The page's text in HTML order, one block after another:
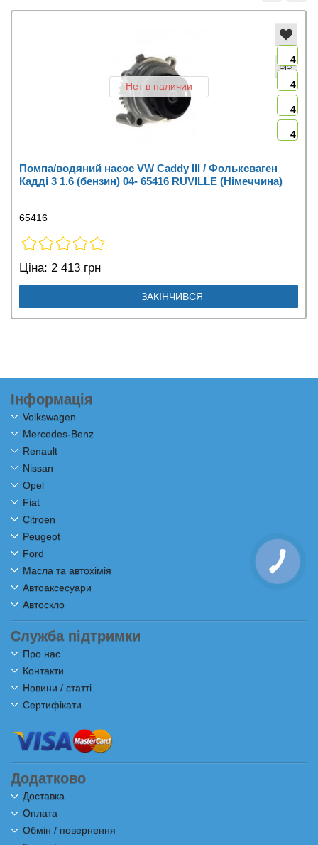
4
4
4
4
Нет в наличии
Помпа/водяний насос VW Caddy III / Фольксваген
Кадді 3 1.6 (бензин) 04- 65416 RUVILLE (Німеччина)
65416
Ціна: 2 413 грн
ЗАКІНЧИВСЯ
Інформація
Volkswagen
Mercedes-Benz
Renault
Nissan
Opel
Fiat
Citroen
Peugeot
Ford
Масла та автохімія
Автоаксесуари
Автоскло
Служба підтримки
Про нас
Контакти
Новини / статті
Сертифікати
Додатково
Доставка
Оплата
Обмін / повернення